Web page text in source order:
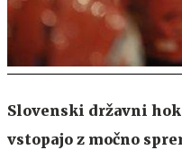
Slovenski državni
vstopajo z močno